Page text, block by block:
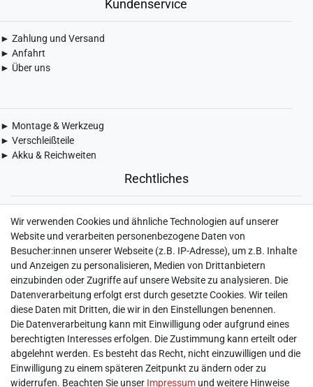
Kundenservice
► Zahlung und Versand
► Anfahrt
► Über uns
► Montage & Werkzeug
► Verschleißteile
► Akku & Reichweiten
Rechtliches
► Impressum
► Daten­schutz­erklärung
► AGB & Kundeninformation
► Barrierefreiheitserklärung
► Batterieentsorgung
► Kontakt
Mein Konto
► Registrieren
► Login
Wir verwenden Cookies und ähnliche Technologien auf unserer
Website und verarbeiten personenbezogene Daten von
Besucher:innen unserer Webseite (z.B. IP-Adresse), um z.B. Inhalte
und Anzeigen zu personalisieren, Medien von Drittanbietern
einzubinden oder Zugriffe auf unsere Website zu analysieren. Die
Datenverarbeitung erfolgt erst durch gesetzte Cookies. Wir teilen
diese Daten mit Dritten, die wir in den Einstellungen benennen.
Die Datenverarbeitung kann mit Einwilligung oder aufgrund eines
berechtigten Interesses erfolgen. Die Zustimmung kann erteilt oder
abgelehnt werden. Es besteht das Recht, nicht einzuwilligen und die
Einwilligung zu einem späteren Zeitpunkt zu ändern oder zu
widerrufen. Beachten Sie unser Impressum und weitere Hinweise